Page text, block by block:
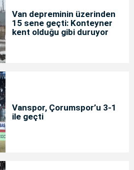
Van depreminin üzerinden
15 sene geçti: Konteyner
kent olduğu gibi duruyor
Vanspor, Çorumspor’u 3-1
ile geçti